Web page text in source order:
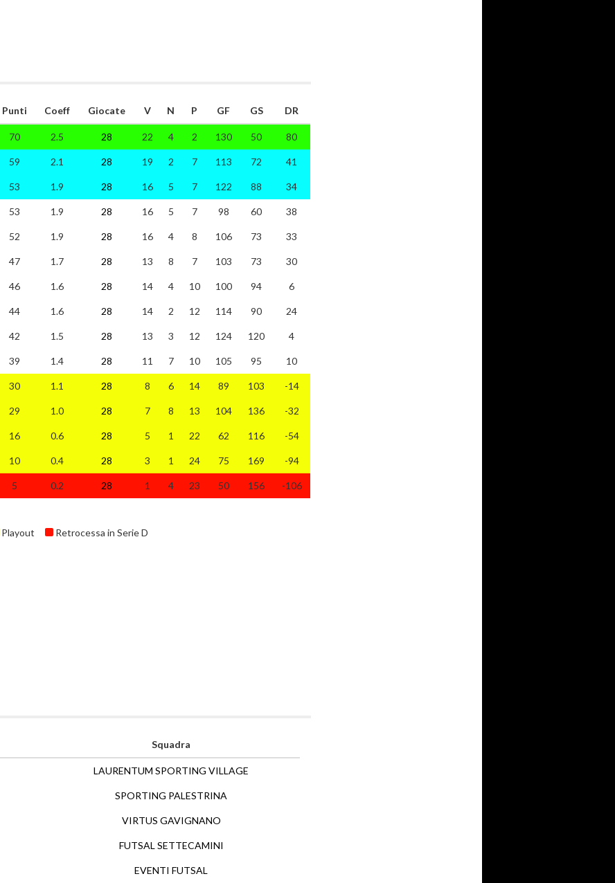
Punti Coeff Giocate V N P GF GS DR
70 2.5 28 22 4 2 130 50 80
59 2.1 28 19 2 7 113 72 41
53 1.9 28 16 5 7 122 88 34
53 1.9 28 16 5 7 98 60 38
52 1.9 28 16 4 8 106 73 33
47 1.7 28 13 8 7 103 73 30
46 1.6 28 14 4 10 100 94 6
44 1.6 28 14 2 12 114 90 24
42 1.5 28 13 3 12 124 120 4
39 1.4 28 11 7 10 105 95 10
30 1.1 28 8 6 14 89 103 -14
29 1.0 28 7 8 13 104 136 -32
16 0.6 28 5 1 22 62 116 -54
10 0.4 28 3 1 24 75 169 -94
5 0.2 28 1 4 23 50 156 -106
Playout Retrocessa in Serie D
Squadra
LAURENTUM SPORTING VILLAGE
SPORTING PALESTRINA
VIRTUS GAVIGNANO
FUTSAL SETTECAMINI
EVENTI FUTSAL